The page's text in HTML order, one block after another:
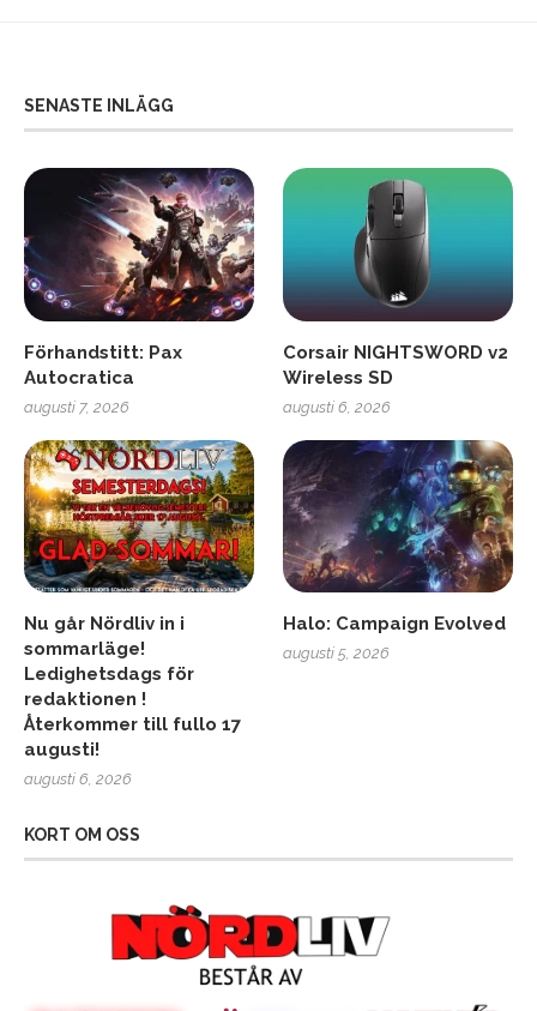
SENASTE INLÄGG
Förhandstitt: Pax
Autocratica
augusti 7, 2026
Corsair NIGHTSWORD v2
Wireless SD
augusti 6, 2026
Nu går Nördliv in i
sommarläge!
Ledighetsdags för
redaktionen !
Återkommer till fullo 17
augusti!
augusti 6, 2026
Halo: Campaign Evolved
augusti 5, 2026
KORT OM OSS